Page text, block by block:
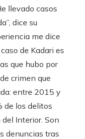
llevado casos
dice su
me dice
de Kadari es
que hubo por
crimen que
entre 2015 y
de los delitos
Interior. Son
denuncias tras